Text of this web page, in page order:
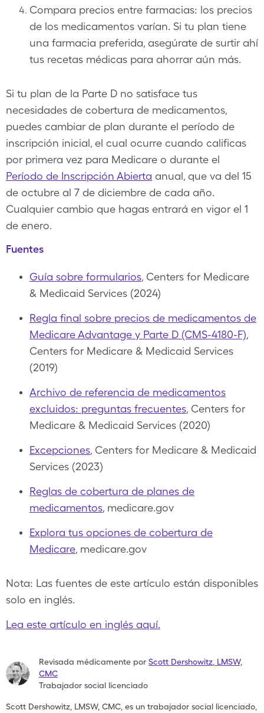
Compara precios entre farmacias: los precios
de los medicamentos varían. Si tu plan tiene
una farmacia preferida, asegúrate de surtir ahí
tus recetas médicas para ahorrar aún más.
Si tu plan de la Parte D no satisface tus
necesidades de cobertura de medicamentos,
puedes cambiar de plan durante el período de
inscripción inicial, el cual ocurre cuando calificas
por primera vez para Medicare o durante el
Período de Inscripción Abierta anual, que va del 15
de octubre al 7 de diciembre de cada año.
Cualquier cambio que hagas entrará en vigor el 1
de enero.
Fuentes
Guía sobre formularios, Centers for Medicare
& Medicaid Services (2024)
Regla final sobre precios de medicamentos de
Medicare Advantage y Parte D (CMS-4180-F),
Centers for Medicare & Medicaid Services
(2019)
Archivo de referencia de medicamentos
excluidos: preguntas frecuentes, Centers for
Medicare & Medicaid Services (2020)
Excepciones, Centers for Medicare & Medicaid
Services (2023)
Reglas de cobertura de planes de
medicamentos, medicare.gov
Explora tus opciones de cobertura de
Medicare, medicare.gov
Nota: Las fuentes de este artículo están disponibles
solo en inglés.
Lea este artículo en inglés aquí.
Revisada médicamente por Scott Dershowitz LMSW,
CMC
Trabajador social licenciado
Scott Dershowitz, LMSW, CMC, es un trabajador social licenciado,